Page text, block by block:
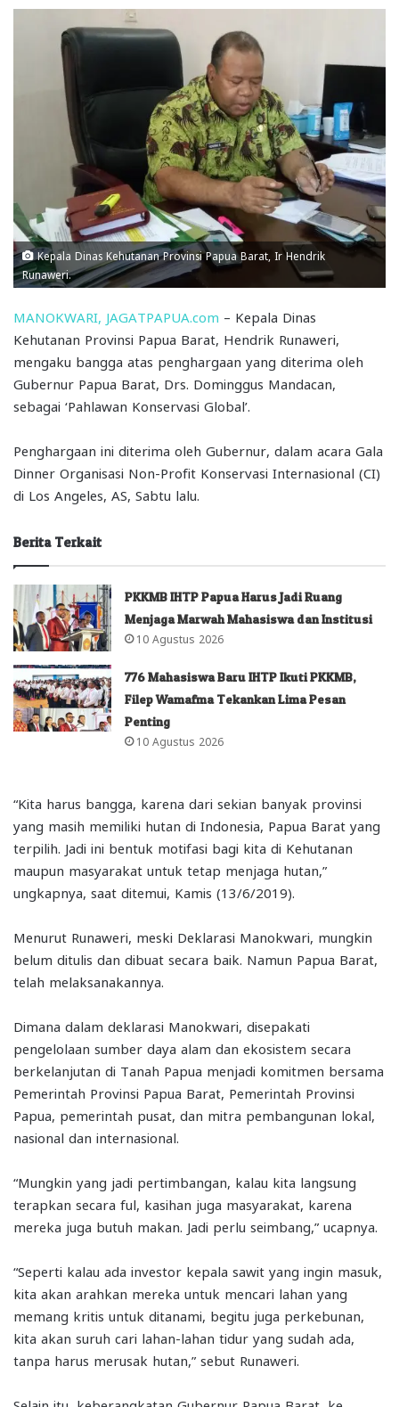
Kepala Dinas Kehutanan Provinsi Papua Barat, Ir Hendrik
Runaweri.
MANOKWARI, JAGATPAPUA.com – Kepala Dinas
Kehutanan Provinsi Papua Barat, Hendrik Runaweri,
mengaku bangga atas penghargaan yang diterima oleh
Gubernur Papua Barat, Drs. Dominggus Mandacan,
sebagai ‘Pahlawan Konservasi Global’.
Penghargaan ini diterima oleh Gubernur, dalam acara Gala
Dinner Organisasi Non-Profit Konservasi Internasional (CI)
di Los Angeles, AS, Sabtu lalu.
Berita Terkait
PKKMB IHTP Papua Harus Jadi Ruang
Menjaga Marwah Mahasiswa dan Institusi
10 Agustus 2026
776 Mahasiswa Baru IHTP Ikuti PKKMB,
Filep Wamafma Tekankan Lima Pesan
Penting
10 Agustus 2026
“Kita harus bangga, karena dari sekian banyak provinsi
yang masih memiliki hutan di Indonesia, Papua Barat yang
terpilih. Jadi ini bentuk motifasi bagi kita di Kehutanan
maupun masyarakat untuk tetap menjaga hutan,”
ungkapnya, saat ditemui, Kamis (13/6/2019).
Menurut Runaweri, meski Deklarasi Manokwari, mungkin
belum ditulis dan dibuat secara baik. Namun Papua Barat,
telah melaksanakannya.
Dimana dalam deklarasi Manokwari, disepakati
pengelolaan sumber daya alam dan ekosistem secara
berkelanjutan di Tanah Papua menjadi komitmen bersama
Pemerintah Provinsi Papua Barat, Pemerintah Provinsi
Papua, pemerintah pusat, dan mitra pembangunan lokal,
nasional dan internasional.
“Mungkin yang jadi pertimbangan, kalau kita langsung
terapkan secara ful, kasihan juga masyarakat, karena
mereka juga butuh makan. Jadi perlu seimbang,” ucapnya.
“Seperti kalau ada investor kepala sawit yang ingin masuk,
kita akan arahkan mereka untuk mencari lahan yang
memang kritis untuk ditanami, begitu juga perkebunan,
kita akan suruh cari lahan-lahan tidur yang sudah ada,
tanpa harus merusak hutan,” sebut Runaweri.